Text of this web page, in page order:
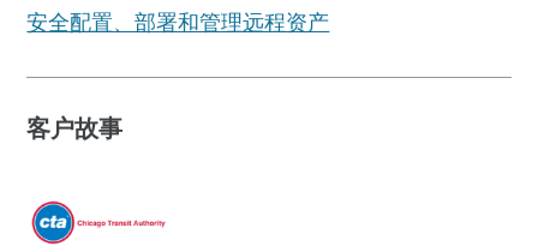
安全配置、部署和管理远程资产
客户故事